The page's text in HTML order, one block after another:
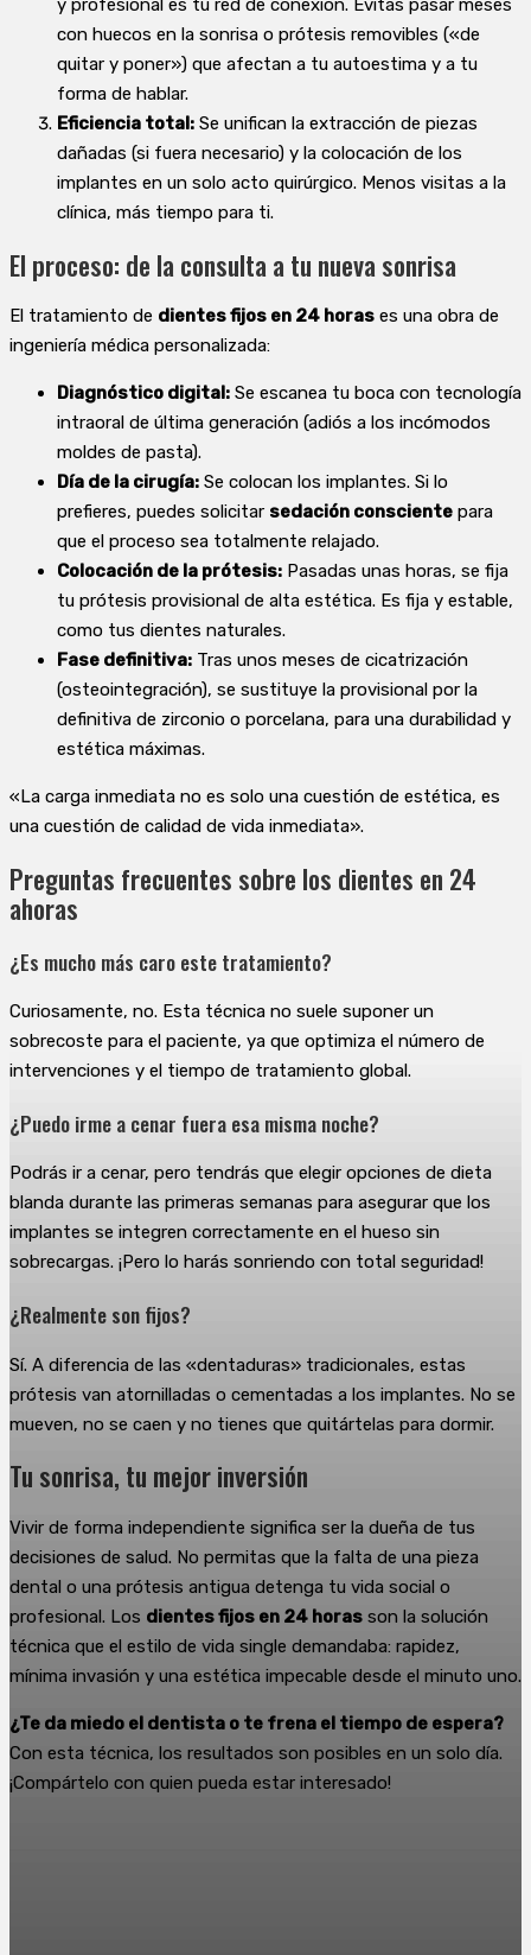
y profesional es tu red de conexión. Evitas pasar meses
con huecos en la sonrisa o prótesis removibles («de
quitar y poner») que afectan a tu autoestima y a tu
forma de hablar.
Eficiencia total: Se unifican la extracción de piezas
dañadas (si fuera necesario) y la colocación de los
implantes en un solo acto quirúrgico. Menos visitas a la
clínica, más tiempo para ti.
El proceso: de la consulta a tu nueva sonrisa
El tratamiento de dientes fijos en 24 horas es una obra de
ingeniería médica personalizada:
Diagnóstico digital: Se escanea tu boca con tecnología
intraoral de última generación (adiós a los incómodos
moldes de pasta).
Día de la cirugía: Se colocan los implantes. Si lo
prefieres, puedes solicitar sedación consciente para
que el proceso sea totalmente relajado.
Colocación de la prótesis: Pasadas unas horas, se fija
tu prótesis provisional de alta estética. Es fija y estable,
como tus dientes naturales.
Fase definitiva: Tras unos meses de cicatrización
(osteointegración), se sustituye la provisional por la
definitiva de zirconio o porcelana, para una durabilidad y
estética máximas.
«La carga inmediata no es solo una cuestión de estética, es
una cuestión de calidad de vida inmediata».
Preguntas frecuentes sobre los dientes en 24
ahoras
¿Es mucho más caro este tratamiento?
Curiosamente, no. Esta técnica no suele suponer un
sobrecoste para el paciente, ya que optimiza el número de
intervenciones y el tiempo de tratamiento global.
¿Puedo irme a cenar fuera esa misma noche?
Podrás ir a cenar, pero tendrás que elegir opciones de dieta
blanda durante las primeras semanas para asegurar que los
implantes se integren correctamente en el hueso sin
sobrecargas. ¡Pero lo harás sonriendo con total seguridad!
¿Realmente son fijos?
Sí. A diferencia de las «dentaduras» tradicionales, estas
prótesis van atornilladas o cementadas a los implantes. No se
mueven, no se caen y no tienes que quitártelas para dormir.
Tu sonrisa, tu mejor inversión
Vivir de forma independiente significa ser la dueña de tus
decisiones de salud. No permitas que la falta de una pieza
dental o una prótesis antigua detenga tu vida social o
profesional. Los dientes fijos en 24 horas son la solución
técnica que el estilo de vida single demandaba: rapidez,
mínima invasión y una estética impecable desde el minuto uno.
¿Te da miedo el dentista o te frena el tiempo de espera?
Con esta técnica, los resultados son posibles en un solo día.
¡Compártelo con quien pueda estar interesado!